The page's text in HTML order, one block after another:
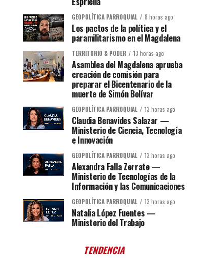
GEOPOLÍTICA PARROQUIAL 8 horas ago
Los pactos de la política y el
paramilitarismo en el Magdalena
TERRITORIO & PODER 13 horas ago
Asamblea del Magdalena aprueba
creación de comisión para
preparar el Bicentenario de la
muerte de Simón Bolívar
GEOPOLÍTICA PARROQUIAL 13 horas ago
Claudia Benavides Salazar —
Ministerio de Ciencia, Tecnología
e Innovación
GEOPOLÍTICA PARROQUIAL 13 horas ago
Alexandra Falla Zerrate —
Ministerio de Tecnologías de la
Información y las Comunicaciones
GEOPOLÍTICA PARROQUIAL 13 horas ago
Natalia López Fuentes —
Ministerio del Trabajo
TENDENCIA